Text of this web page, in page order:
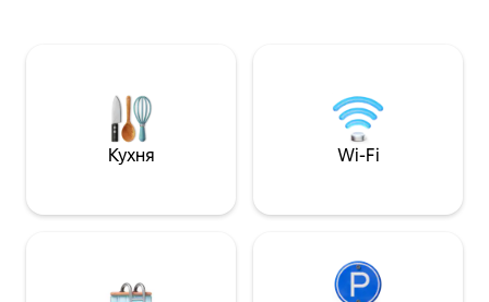
відкритою
холодильником. Околиці: Eco-canping
Krucha, поруч
маршрути для
Кухня Wi-Fi